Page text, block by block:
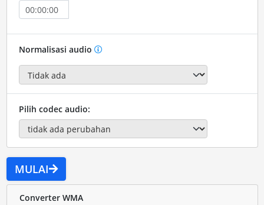
Normalisasi audio
Pilih codec audio:
MULAI
Converter WMA